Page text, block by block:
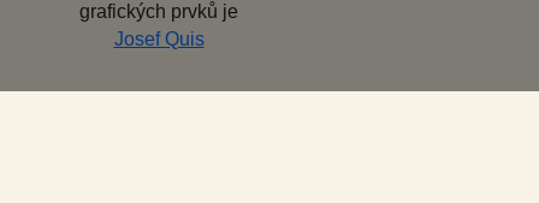
grafických prvků je
Josef Quis